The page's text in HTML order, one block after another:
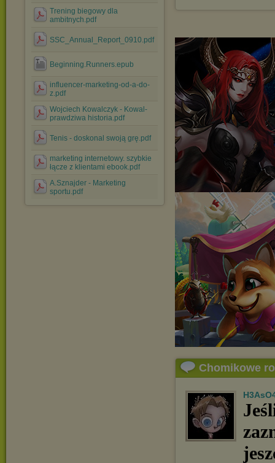
Trening biegowy dla
ambitnych.pdf
SSC_Annual_Report_0910.pdf
Beginning.Runners.epub
influencer-marketing-od-a-do-
z.pdf
Wojciech Kowalczyk - Kowal-
prawdziwa historia.pdf
Tenis - doskonal swoją grę.pdf
marketing internetowy. szybkie
łącze z klientami ebook.pdf
A.Sznajder - Marketing
sportu.pdf
Chomikowe